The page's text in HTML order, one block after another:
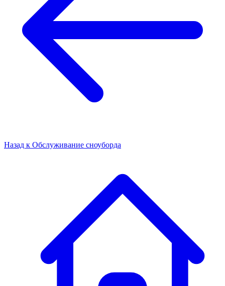
Назад к Обслуживание сноуборда